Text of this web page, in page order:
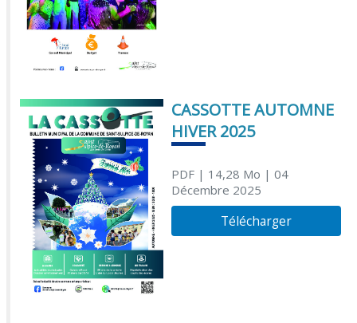
CASSOTTE AUTOMNE
HIVER 2025
PDF| 14,28 Mo | 04
Décembre 2025
Télécharger